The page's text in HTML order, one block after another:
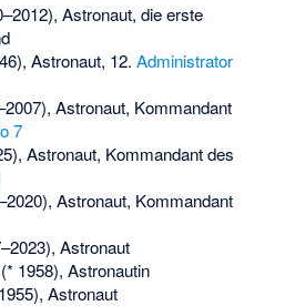
Astronaut, die erste
Astronaut, 12. Administrator
Astronaut, Kommandant
7
Astronaut, Kommandant des
Astronaut, Kommandant
Astronaut
1958), Astronautin
Astronaut